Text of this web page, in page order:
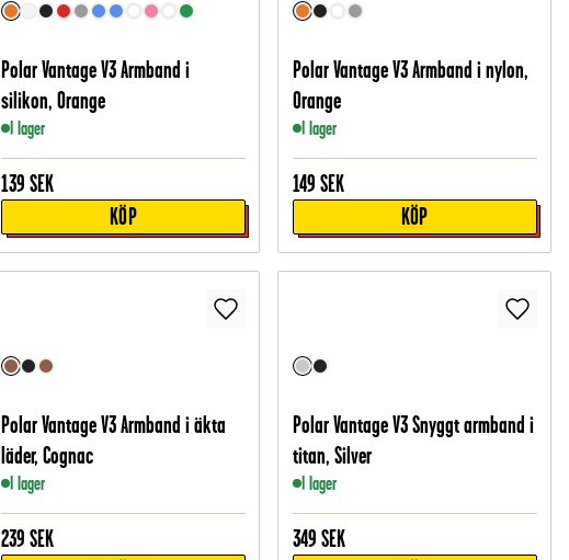
Polar Vantage V3 Armband i
silikon, Orange
I lager
139 SEK
KÖP
Polar Vantage V3 Armband i nylon,
Orange
I lager
149 SEK
KÖP
Polar Vantage V3 Armband i äkta
läder, Cognac
I lager
239 SEK
Polar Vantage V3 Snyggt armband i
titan, Silver
I lager
349 SEK